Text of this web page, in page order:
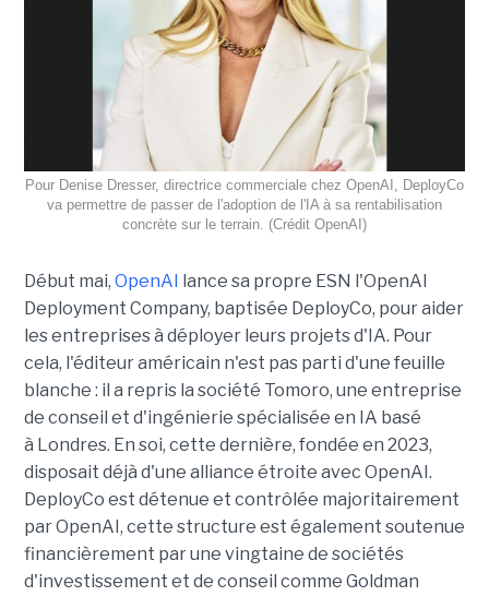
Pour Denise Dresser, directrice commerciale chez OpenAI, DeployCo
va permettre de passer de l'adoption de l'IA à sa rentabilisation
concrète sur le terrain. (Crédit OpenAI)
Début mai, OpenAI lance sa propre ESN l'OpenAI
Deployment Company, baptisée DeployCo, pour aider
les entreprises à déployer leurs projets d'IA. Pour
cela, l'éditeur américain n'est pas parti d'une feuille
blanche : il a repris la société Tomoro, une entreprise
de conseil et d'ingénierie spécialisée en IA basé
à Londres. En soi, cette dernière, fondée en 2023,
disposait déjà d'une alliance étroite avec OpenAI.
DeployCo est détenue et contrôlée majoritairement
par OpenAI, cette structure est également soutenue
financièrement par une vingtaine de sociétés
d'investissement et de conseil comme Goldman